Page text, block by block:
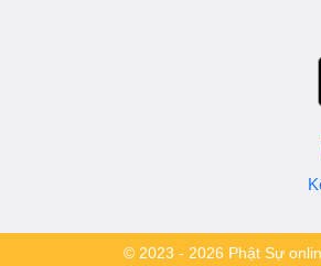
© 2023 - 2026 Phật Sự